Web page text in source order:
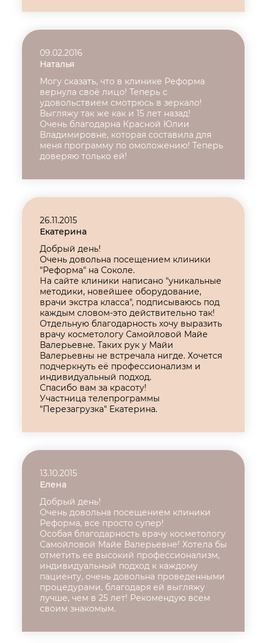
09.02.2016
Наталья
Могу сказать, что в клинике Реформа
вернула своё лицо! Теперь с
удовольствием смотрюсь в зеркало!
Выгляжу так же как и 15 лет назад!
Очень благодарна Красной Юлии
Владимировне, которая составила для
меня программу по омоложению! Теперь
доверяю только ей!
26.11.2015
Екатерина
Добрый день!
Очень довольна посещением клиники
"Реформа" на Соколе.
На сайте клиники написано "уникальные
методики, новейшее оборудование,
врачи экстра класса", подписываюсь под
каждым словом-это действительно так!
Отдельную благодарность хочу выразить
врачу косметологу Самойловой Майе
Валерьевне. Таких рук у Майи
Валерьевны не встречала нигде. Хочется
подчеркнуть её профессионализм и
индивидуальный подход.
Спасибо вам за красоту!
Участница телепрограммы
"Перезагрузка" Екатерина.
13.10.2015
Елена
Добрый день!
Очень довольна посещением клиники
Реформа, все просто супер!
Особая благодарность врачу косметологу
Самойловой Майе Валерьевне! Хотела бы
отметить ее высокий профессионализм,
индивидуальный подход к каждому
пациенту, очень довольна проведенными
процедурами, благодаря ей выгляжу
лучше, чем в 25 лет! Рекомендую всем
своим знакомым.